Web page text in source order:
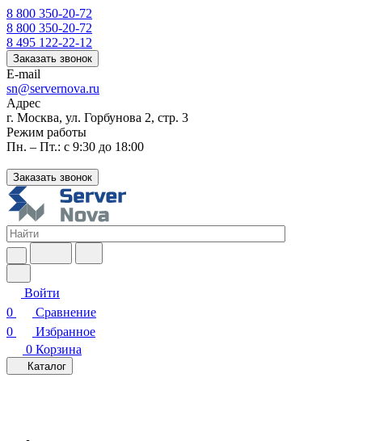
8 800 350-20-72
8 800 350-20-72
8 495 122-22-12
Заказать звонок
E-mail
sn@servernova.ru
Адрес
г. Москва, ул. Горбунова 2, стр. 3
Режим работы
Пн. – Пт.: с 9:30 до 18:00
Заказать звонок
Войти
0
Сравнение
0
Избранное
0 Корзина
Каталог